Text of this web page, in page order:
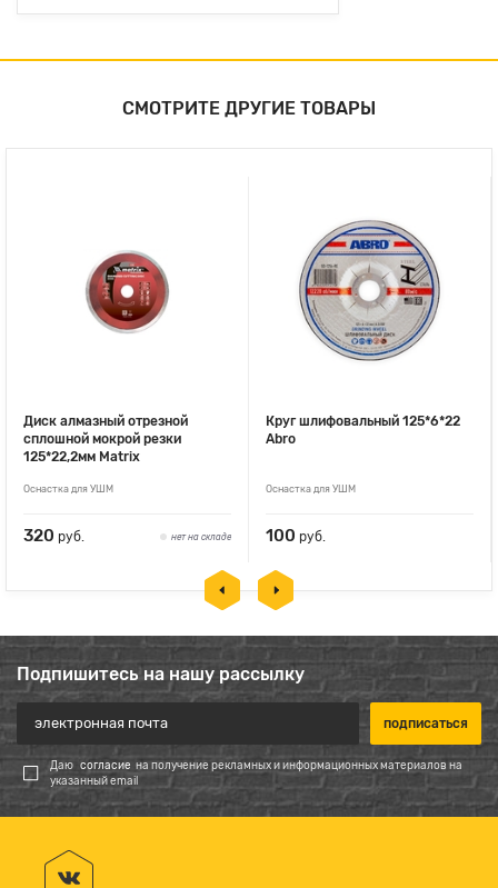
СМОТРИТЕ ДРУГИЕ ТОВАРЫ
Диск алмазный отрезной
сплошной мокрой резки
125*22,2мм Matrix
Оснастка для УШМ
320 руб. нет на складе
Круг шлифовальный 125*6*22
Abro
Оснастка для УШМ
100 руб.
Подпишитесь на нашу рассылку
Даю согласие на получение рекламных и информационных материалов на
указанный email